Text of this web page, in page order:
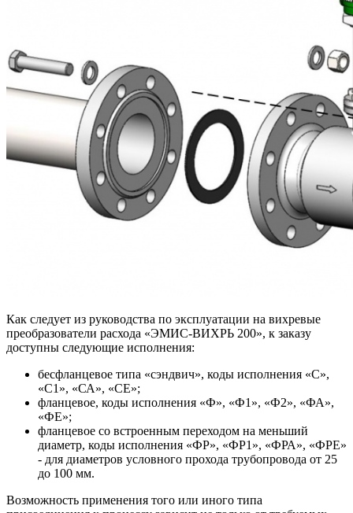
Как следует из руководства по эксплуатации на вихревые
преобразователи расхода «ЭМИС-ВИХРЬ 200», к заказу
доступны следующие исполнения:
бесфланцевое типа «сэндвич», коды исполнения «С»,
«С1», «СА», «СЕ»;
фланцевое, коды исполнения «Ф», «Ф1», «Ф2», «ФА»,
«ФЕ»;
фланцевое со встроенным переходом на меньший
диаметр, коды исполнения «ФР», «ФР1», «ФРА», «ФРЕ»
- для диаметров условного прохода трубопровода от 25
до 100 мм.
Возможность применения того или иного типа